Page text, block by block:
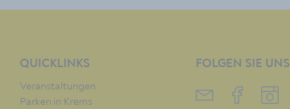
QUICKLINKS
Veranstaltungen
Parken in Krems
FOLGEN SIE UNS